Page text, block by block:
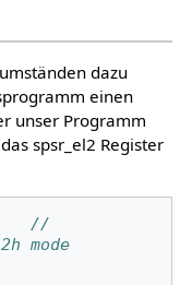
dazu
einen
unser Programm
spsr_el2 Register
//
mode